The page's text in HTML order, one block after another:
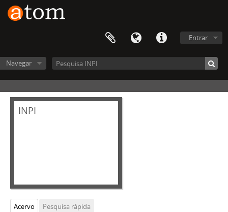
Entrar
Navegar
INPI
Acervo
Pesquisa rápida